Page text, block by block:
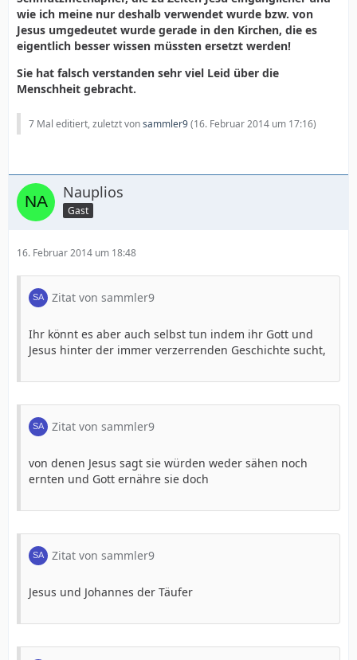
wie ich meine nur deshalb verwendet wurde bzw. von
Jesus umgedeutet wurde gerade in den Kirchen, die es
eigentlich besser wissen müssten ersetzt werden!
Sie hat falsch verstanden sehr viel Leid über die
Menschheit gebracht.
7 Mal editiert, zuletzt vonsammler9(16. Februar 2014 um 17:16)
Nauplios
Gast
16. Februar 2014 um 18:48
Zitat von sammler9
Ihr könnt es aber auch selbst tun indem ihr Gott und
Jesus hinter der immer verzerrenden Geschichte sucht,
Zitat von sammler9
von denen Jesus sagt sie würden weder sähen noch
ernten und Gott ernähre sie doch
Zitat von sammler9
Jesus und Johannes der Täufer